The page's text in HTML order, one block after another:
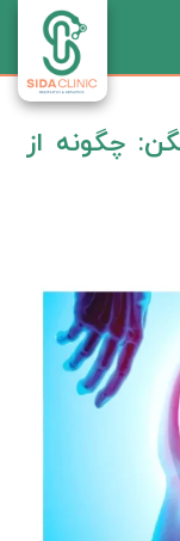
چگونه از